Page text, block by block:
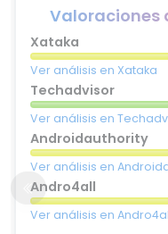
Valoraciones
Xataka
Ver análisis en Xataka
Techadvisor
Ver análisis en
Androidauthority
Ver análisis en
Andro4all
Ver análisis en